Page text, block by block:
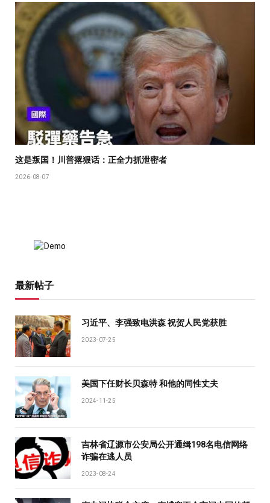
这是叛国！川普撂狠话：正全力抓泄密者
2026-08-07
最新帖子
习近平、李强致电洪森 祝贺人民党获胜
2023-07-25
美国下任财长贝森特 和他的同性丈夫
2024-11-25
吉林省辽源市公安局公开通缉198名电信网络
诈骗在逃人员
2023-08-24